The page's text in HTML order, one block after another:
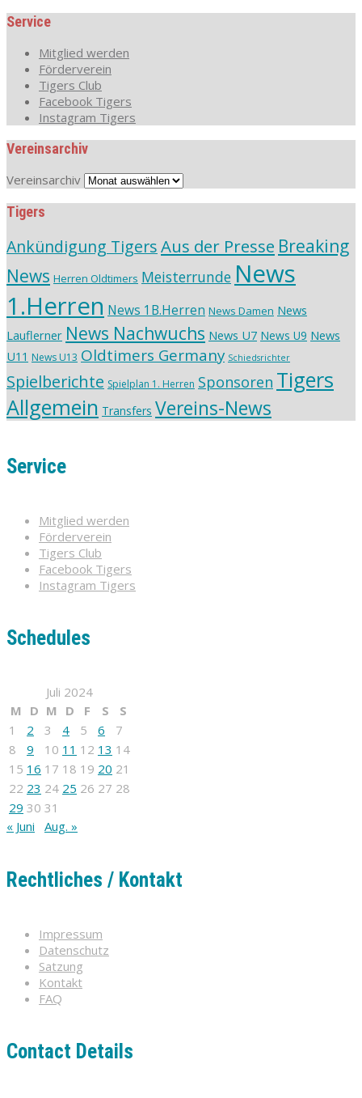
Service
Mitglied werden
Förderverein
Tigers Club
Facebook Tigers
Instagram Tigers
Vereinsarchiv
Vereinsarchiv
Tigers
Ankündigung TigersAus der Presse Breaking
News Herren Oldtimers Meisterrunde News
1.Herren News 1B.Herren News Damen News
Lauflerner News Nachwuchs News U7 News U9 News
U11 News U13 Oldtimers Germany Schiedsrichter
Spielberichte Spielplan 1. Herren Sponsoren Tigers
Allgemein Transfers Vereins-News
Service
Mitglied werden
Förderverein
Tigers Club
Facebook Tigers
Instagram Tigers
Schedules
Juli 2024
M D M D F S
S
1
2 3 4 5 6
7
8
9 10 11 12 13 14
15 16 17 18 19 20 21
22 23 24 25 26 27 28
29 30 31
« Juni
Aug. »
Rechtliches / Kontakt
Impressum
Datenschutz
Satzung
Kontakt
FAQ
Contact Details